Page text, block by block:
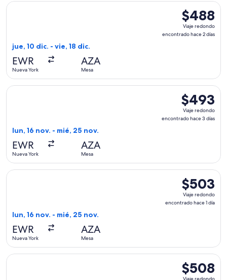
$488
Viaje
redondo,
$488
Viaje redondo
encontrado hace 2 días
jue, 10 dic. - vie, 18 dic.
EWR
Nueva York
AZA
Mesa
Seleccionar vuelo de Sun Country Airlines, con salida el
$493
Viaje
redondo,
$493
Viaje redondo
encontrado hace 3 días
lun, 16 nov. - mié, 25 nov.
EWR
Nueva York
AZA
Mesa
Seleccionar vuelo de Sun Country Airlines, con salida el
$503
Viaje
redondo,
$503
Viaje redondo
encontrado hace 1 día
lun, 16 nov. - mié, 25 nov.
EWR
Nueva York
AZA
Mesa
Seleccionar vuelo de Sun Country Airlines, con salida el
$508
Viaje
$508
Seleccionar vuelo de Sun Country Airlines, con salida el